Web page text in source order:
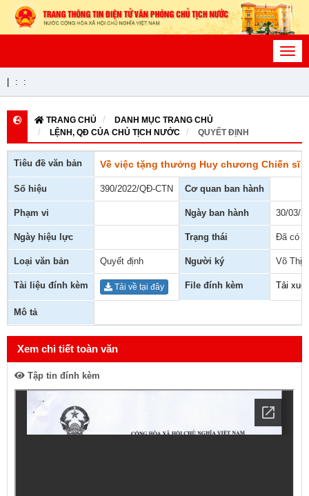
: :
TRANG CHỦ
DANH MỤC TRANG CHỦ
LỆNH, QĐ CỦA CHỦ TỊCH NƯỚC
QUYẾT ĐỊNH
Tiêu đề văn bản Về việc tặng thưởng Huy chương Chiến sĩ
Số hiệu 390/2022/QĐ-CTN Cơ quan ban hành
Phạm vi Ngày ban hành 30/03/
Ngày hiệu lực Trạng thái Đã có
Loại văn bản Quyết định Người ký Võ Thị
Tài liệu đính kèm Tải về tại đây File đính kèm Tải
Mô tả
Xem chi tiết toàn văn
Tập tin đính kèm